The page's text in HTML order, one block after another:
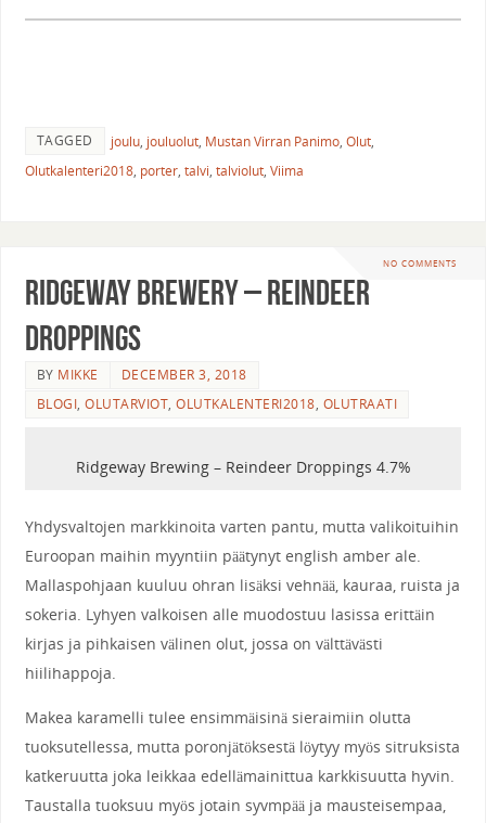
TAGGED joulu, jouluolut, Mustan Virran Panimo, Olut,
Olutkalenteri2018, porter, talvi, talviolut, Viima
NO COMMENTS
Ridgeway Brewery – Reindeer
Droppings
BY MIKKE
DECEMBER 3, 2018
BLOGI,OLUTARVIOT,OLUTKALENTERI2018, OLUTRAATI
Ridgeway Brewing – Reindeer Droppings 4.7%
Yhdysvaltojen markkinoita varten pantu, mutta valikoituihin
Euroopan maihin myyntiin päätynyt english amber ale.
Mallaspohjaan kuuluu ohran lisäksi vehnää, kauraa, ruista ja
sokeria. Lyhyen valkoisen alle muodostuu lasissa erittäin
kirjas ja pihkaisen välinen olut, jossa on välttävästi
hiilihappoja.
Makea karamelli tulee ensimmäisinä sieraimiin olutta
tuoksutellessa, mutta poronjätöksestä löytyy myös sitruksista
katkeruutta joka leikkaa edellämainittua karkkisuutta hyvin.
Taustalla tuoksuu myös jotain syvmpää ja mausteisempaa,